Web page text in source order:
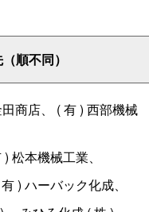
順不同）
商店、 (有) 西部機械
) 松本機械工業、
有) ハーバック化成、